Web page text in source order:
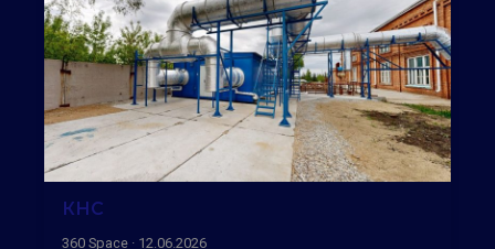
КНС
360 Space · 12.06.2026